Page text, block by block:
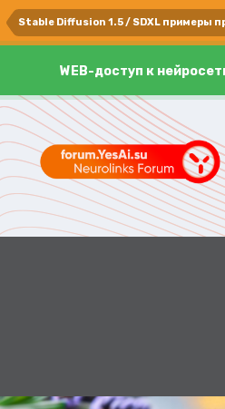
Stable Diffusion 1.5 / SDXL примеры
WEB-доступ к